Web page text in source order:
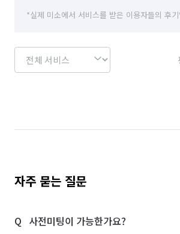
*실제 미소에서 서비스를 받은 이용자들의 후
자주 묻는 질문
사전미팅이 가능한가요?